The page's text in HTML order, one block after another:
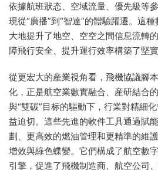
依據航班狀态、空域流量、優先級等
現從“廣播”到“智達”的體驗躍遷。這
大地提升了地空、空空之間信息流轉
障飛行安全、提升運行效率構築了堅
從更宏大的産業視角看，飛機協議腳
化，正是航空業數實融合、産研結合
與“雙碳”目标的驅動下，行業對精細
益迫切。這些先進的軟件工具通過賦
劃、更高效的燃油管理和更精準的維
增效與綠色蝶變。它們構成了航空數
引擎，促進了飛機制造商、航空公司